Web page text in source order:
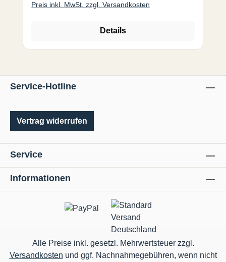
Preis inkl. MwSt. zzgl. Versandkosten
Details
Service-Hotline
Vertrag widerrufen
Service
Informationen
Alle Preise inkl. gesetzl. Mehrwertsteuer zzgl.
Versandkosten und ggf. Nachnahmegebühren, wenn nicht